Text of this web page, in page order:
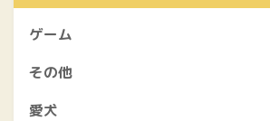
ゲーム
その他
愛犬